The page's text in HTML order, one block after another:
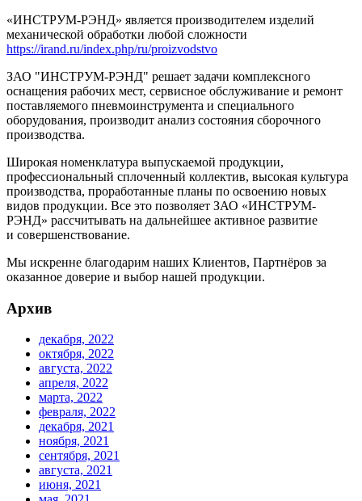
«ИНСТРУМ-РЭНД» является производителем изделий
механической обработки любой сложности
https://irand.ru/index.php/ru/proizvodstvo
ЗАО "ИНСТРУМ-РЭНД" решает задачи комплексного
оснащения рабочих мест, сервисное обслуживание и ремонт
поставляемого пневмоинструмента и специального
оборудования, производит анализ состояния сборочного
производства.
Широкая номенклатура выпускаемой продукции,
профессиональный сплоченный коллектив, высокая культура
производства, проработанные планы по освоению новых
видов продукции. Все это позволяет ЗАО «ИНСТРУМ-
РЭНД» рассчитывать на дальнейшее активное развитие
и совершенствование.
Мы искренне благодарим наших Клиентов, Партнёров за
оказанное доверие и выбор нашей продукции.
Архив
декабря, 2022
октября, 2022
августа, 2022
апреля, 2022
марта, 2022
февраля, 2022
декабря, 2021
ноября, 2021
сентября, 2021
августа, 2021
июня, 2021